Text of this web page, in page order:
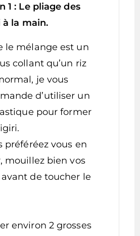
1 : Le pliage des
la main.
le mélange est un
collant qu’un riz
je vous
d’utiliser un
pour former
préféréez vous en
mouillez bien vos
de toucher le
environ 2 grosses